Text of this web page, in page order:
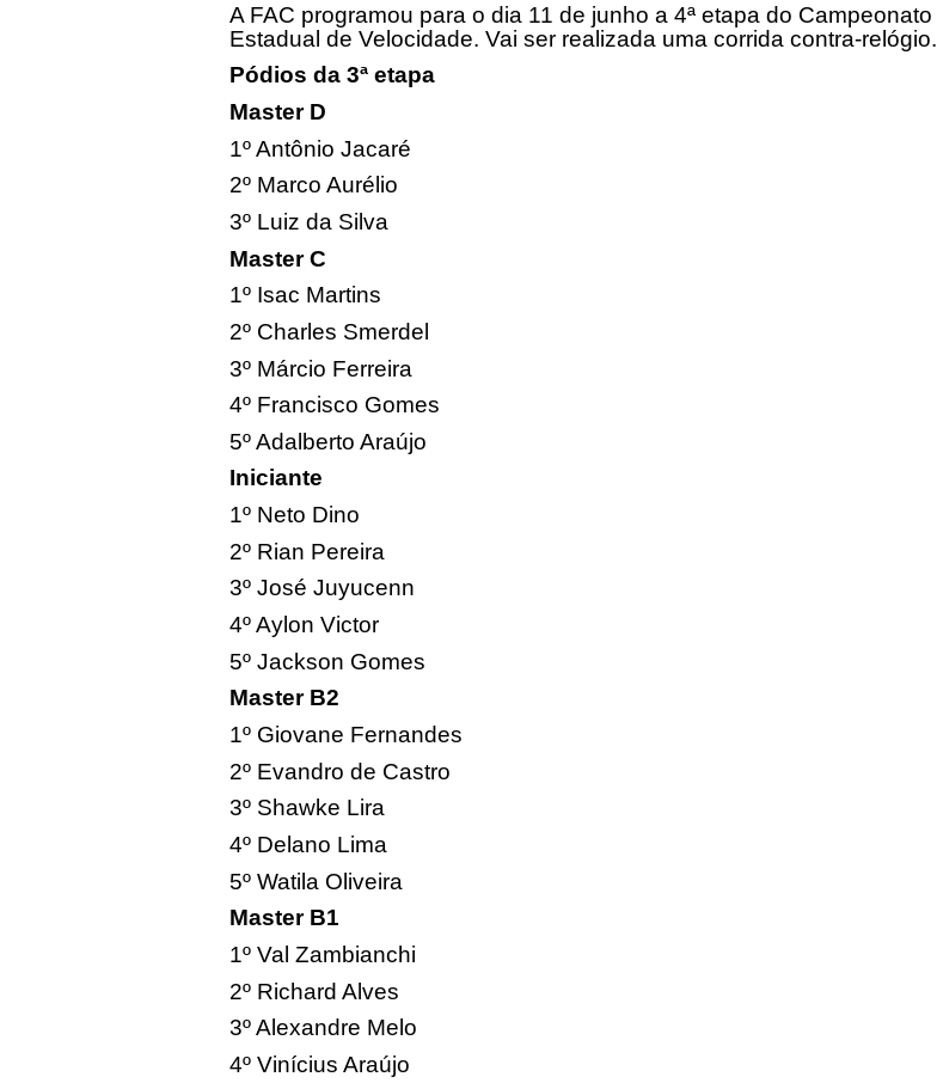
A FAC programou para o dia 11 de junho a 4ª etapa do Campeonato
Estadual de Velocidade. Vai ser realizada uma corrida contra-relógio.
Pódios da 3ª etapa
Master D
1º Antônio Jacaré
2º Marco Aurélio
3º Luiz da Silva
Master C
1º Isac Martins
2º Charles Smerdel
3º Márcio Ferreira
4º Francisco Gomes
5º Adalberto Araújo
Iniciante
1º Neto Dino
2º Rian Pereira
3º José Juyucenn
4º Aylon Victor
5º Jackson Gomes
Master B2
1º Giovane Fernandes
2º Evandro de Castro
3º Shawke Lira
4º Delano Lima
5º Watila Oliveira
Master B1
1º Val Zambianchi
2º Richard Alves
3º Alexandre Melo
4º Vinícius Araújo